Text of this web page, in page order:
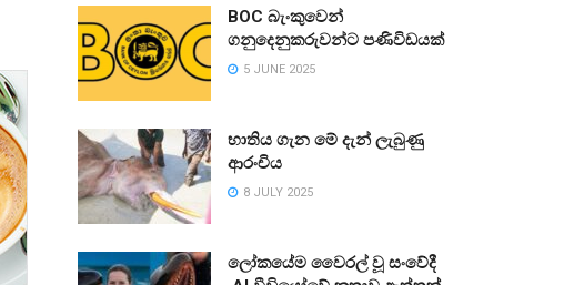
BOC බැංකුවෙන්
ගනුදෙනුකරුවන්ට පණිවිඩයක්
5 JUNE 2025
භාතිය ගැන මේ දැන් ලැබුණු
ආරංචිය
8 JULY 2025
ලෝකයේම වෛරල් වූ සංවේදී